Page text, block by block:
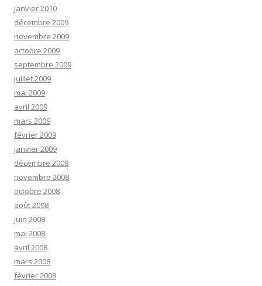
janvier 2010
décembre 2009
novembre 2009
octobre 2009
septembre 2009
juillet 2009
mai 2009
avril 2009
mars 2009
février 2009
janvier 2009
décembre 2008
novembre 2008
octobre 2008
août 2008
juin 2008
mai 2008
avril 2008
mars 2008
février 2008